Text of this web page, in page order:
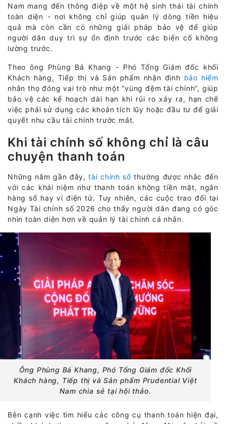
Nam mang đến thông điệp về một hệ sinh thái tài chính
toàn diện - nơi không chỉ giúp quản lý dòng tiền hiệu
quả mà còn cần có những giải pháp bảo vệ để giúp
người dân duy trì sự ổn định trước các biến cố không
lường trước.
Theo ông Phùng Bá Khang - Phó Tổng Giám đốc khối
Khách hàng, Tiếp thị và Sản phẩm nhận định bảo hiểm
nhân thọ đóng vai trò như một “vùng đệm tài chính”, giúp
bảo vệ các kế hoạch dài hạn khi rủi ro xảy ra, hạn chế
việc phải sử dụng các khoản tích lũy hoặc đầu tư để giải
quyết nhu cầu tài chính trước mắt.
Khi tài chính số không chỉ là câu
chuyện thanh toán
Những năm gần đây,tài chính số thường được nhắc đến
với các khái niệm như thanh toán không tiền mặt, ngân
hàng số hay ví điện tử. Tuy nhiên, các cuộc trao đổi tại
Ngày Tài chính số 2026 cho thấy người dân đang có góc
nhìn toàn diện hơn về quản lý tài chính cá nhân.
Ông Phùng Bá Khang, Phó Tổng Giám đốc Khối
Khách hàng, Tiếp thị và Sản phẩm Prudential Việt
Nam chia sẻ tại hội thảo.
Bên cạnh việc tìm hiểu các công cụ thanh toán hiện đại,